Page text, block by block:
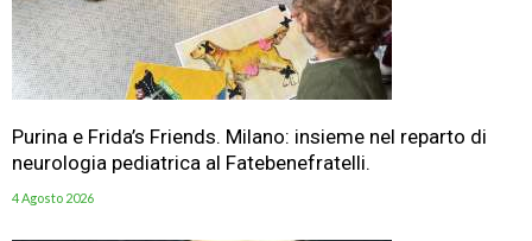
Purina e Frida’s Friends. Milano: insieme nel reparto di
neurologia pediatrica al Fatebenefratelli.
4 Agosto 2026